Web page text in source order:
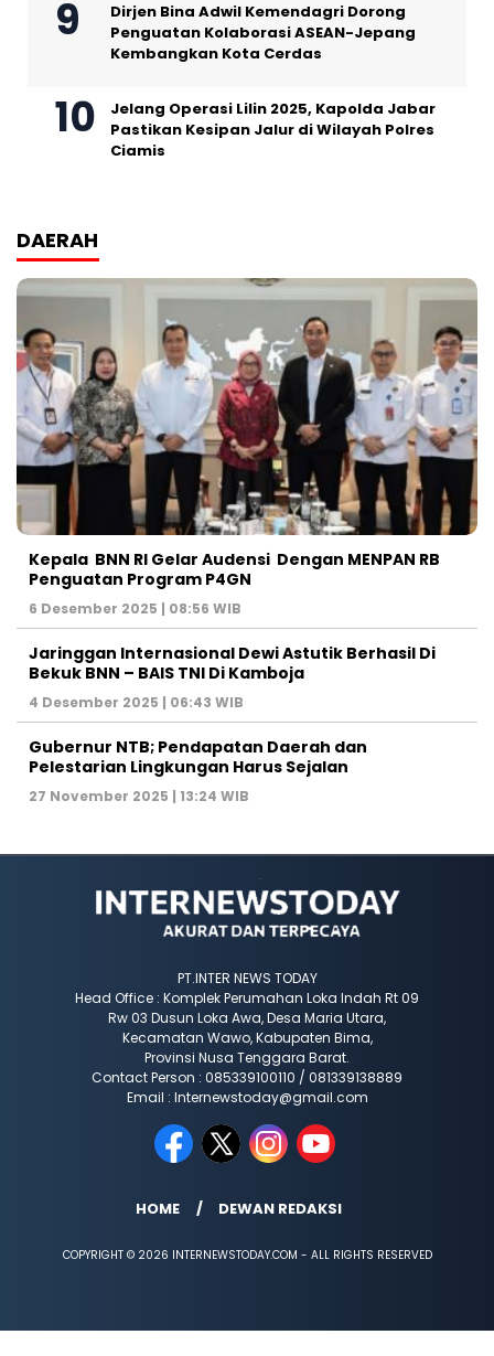
Dirjen Bina Adwil Kemendagri Dorong
Penguatan Kolaborasi ASEAN-Jepang
Kembangkan Kota Cerdas
Jelang Operasi Lilin 2025, Kapolda Jabar
Pastikan Kesipan Jalur di Wilayah Polres
Ciamis
DAERAH
Kepala BNN RI Gelar Audensi Dengan MENPAN RB
Penguatan Program P4GN
6 Desember 2025 | 08:56 WIB
Jaringgan Internasional Dewi Astutik Berhasil Di
Bekuk BNN – BAIS TNI Di Kamboja
4 Desember 2025 | 06:43 WIB
Gubernur NTB; Pendapatan Daerah dan
Pelestarian Lingkungan Harus Sejalan
27 November 2025 | 13:24 WIB
PT.INTER NEWS TODAY
Head Office : Komplek Perumahan Loka Indah Rt 09
Rw 03 Dusun Loka Awa, Desa Maria Utara,
Kecamatan Wawo, Kabupaten Bima,
Provinsi Nusa Tenggara Barat.
Contact Person : 085339100110 / 081339138889
Email : Internewstoday@gmail.com
HOME DEWAN REDAKSI
COPYRIGHT © 2026 INTERNEWSTODAY.COM - ALL RIGHTS RESERVED